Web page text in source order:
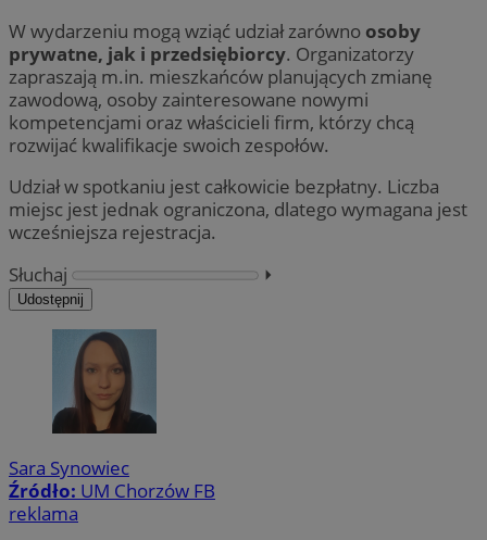
W wydarzeniu mogą wziąć udział zarówno osoby
prywatne, jak i przedsiębiorcy. Organizatorzy
zapraszają m.in. mieszkańców planujących zmianę
zawodową, osoby zainteresowane nowymi
kompetencjami oraz właścicieli firm, którzy chcą
rozwijać kwalifikacje swoich zespołów.
Udział w spotkaniu jest całkowicie bezpłatny. Liczba
miejsc jest jednak ograniczona, dlatego wymagana jest
wcześniejsza rejestracja.
Słuchaj
⏵︎
Udostępnij
Sara Synowiec
Źródło: UM Chorzów FB
reklama